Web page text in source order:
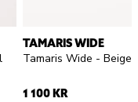
TAMARIS WIDE
Tamaris Wide - Beige
1 100 KR